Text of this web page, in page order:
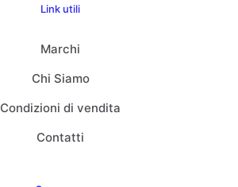
Link utili
Marchi
Chi Siamo
Condizioni di vendita
Contatti